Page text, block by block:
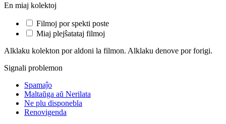
En miaj kolektoj
Filmoj por spekti poste
Miaj plejŝatataj filmoj
Alklaku kolekton por aldoni la filmon. Alklaku denove por forigi.
Signali problemon
Spamaĵo
Maltaŭga aŭ Nerilata
Ne plu disponebla
Renovigenda